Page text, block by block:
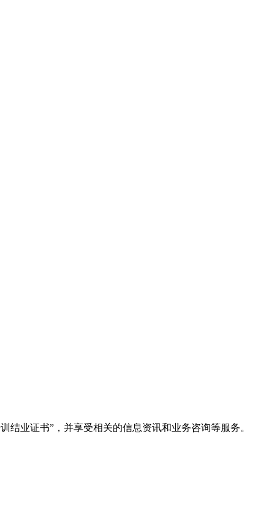
业证书”，并享受相关的信息资讯和业务咨询等服务。